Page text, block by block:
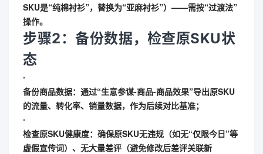
SKU是“纯棉衬衫”，替换为“亚麻衬衫”）——需按“过渡法”
操作。
步骤2：备份数据，检查原SKU状
态
∙
备份商品数据：通过“生意参谋-商品-商品效果”导出原SKU
的流量、转化率、销量数据，作为后续对比基准；
∙
检查原SKU健康度：确保原SKU无违规（如无“仅限今日”等
虚假宣传词）、无大量差评（避免修改后差评关联新